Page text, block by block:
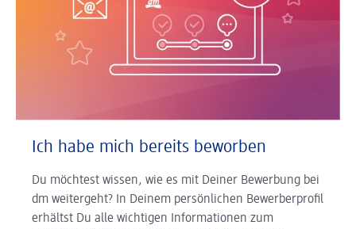
Ich habe mich bereits beworben
Du möchtest wissen, wie es mit Deiner Bewerbung bei
dm weitergeht? In Deinem persönlichen Bewerberprofil
erhältst Du alle wichtigen Informationen zum